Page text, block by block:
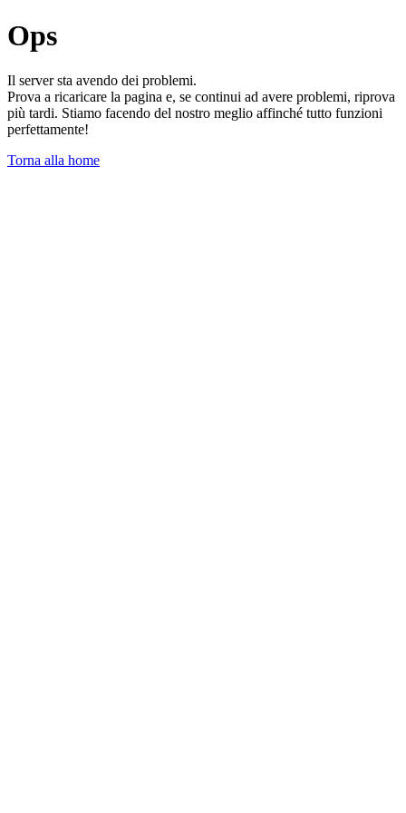
Ops
Il server sta avendo dei problemi.
Prova a ricaricare la pagina e, se continui ad avere problemi, riprova
più tardi. Stiamo facendo del nostro meglio affinché tutto funzioni
perfettamente!
Torna alla home